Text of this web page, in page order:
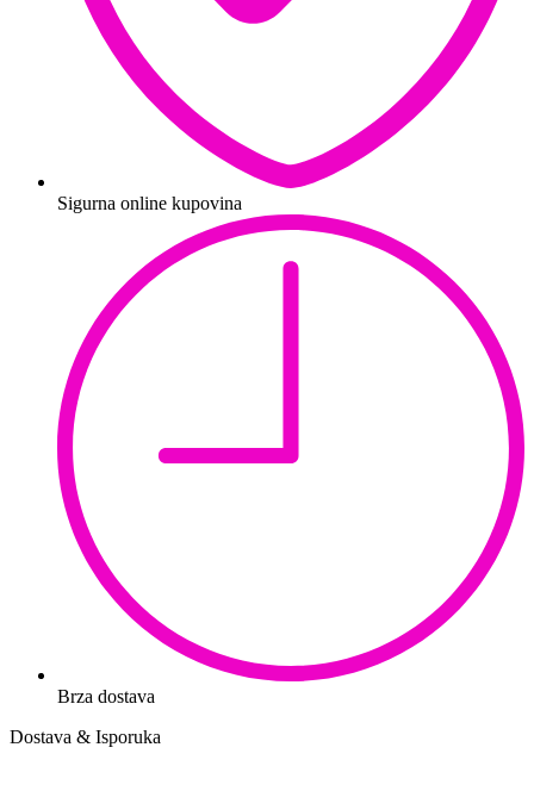
Sigurna online kupovina
Brza dostava
Dostava & Isporuka